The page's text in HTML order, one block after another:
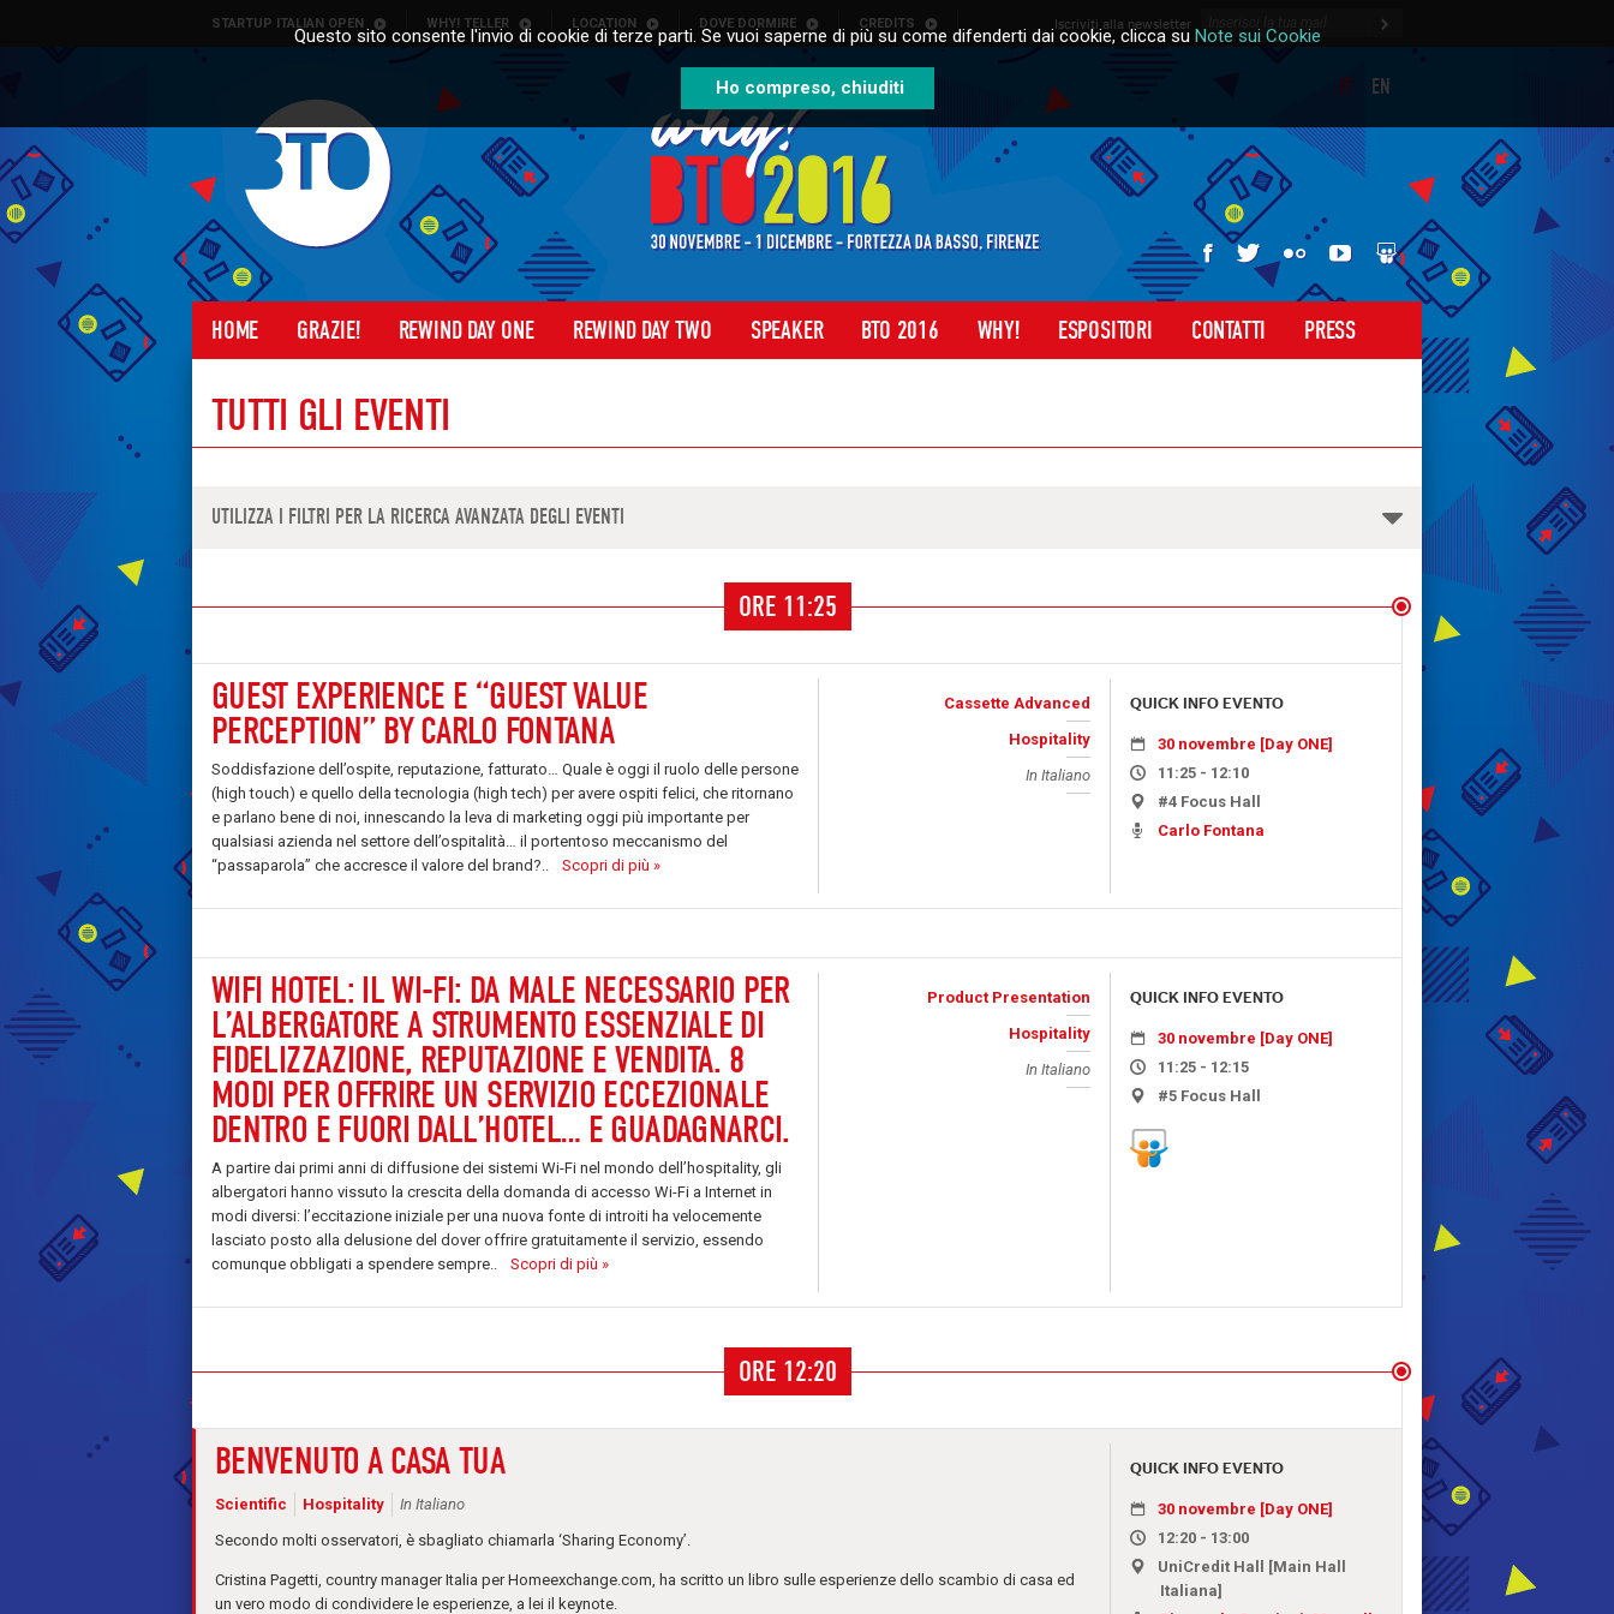
Skip to content
STARTUP ITALIAN OPEN WHY! TELLER LOCATION DOVE DORMIRE CREDITS Iscriviti alla newsletter
BTO 2016
HOME GRAZIE! REWIND DAY ONE REWIND DAY TWO SPEAKER BTO 2016 WHY! ESPOSITORI CONTATTI PRESS
IT EN
Facebook
Twitter
Flickr
Youtube
Slideshare
TUTTI GLI EVENTI
UTILIZZA I FILTRI PER LA RICERCA AVANZATA DEGLI EVENTI
ORE 11:25
GUEST EXPERIENCE E “GUEST VALUE
PERCEPTION” BY CARLO FONTANA
Soddisfazione dell’ospite, reputazione, fatturato… Quale è oggi il ruolo delle persone
(high touch) e quello della tecnologia (high tech) per avere ospiti felici, che ritornano
e parlano bene di noi, innescando la leva di marketing oggi più importante per
qualsiasi azienda nel settore dell’ospitalità… il portentoso meccanismo del
“passaparola” che accresce il valore del brand?..
Scopri di più »
Cassette Advanced
Hospitality
In Italiano
QUICK INFO EVENTO
30 novembre [Day ONE]
11:25 - 12:10
#4 Focus Hall
Carlo Fontana
WIFI HOTEL: IL WI-FI: DA MALE NECESSARIO PER
L’ALBERGATORE A STRUMENTO ESSENZIALE DI
FIDELIZZAZIONE, REPUTAZIONE E VENDITA. 8
MODI PER OFFRIRE UN SERVIZIO ECCEZIONALE
DENTRO E FUORI DALL’HOTEL… E GUADAGNARCI.
A partire dai primi anni di diffusione dei sistemi Wi-Fi nel mondo dell’hospitality, gli
albergatori hanno vissuto la crescita della domanda di accesso Wi-Fi a Internet in
modi diversi: l’eccitazione iniziale per una nuova fonte di introiti ha velocemente
lasciato posto alla delusione del dover offrire gratuitamente il servizio, essendo
comunque obbligati a spendere sempre..
Scopri di più »
Product Presentation
Hospitality
In Italiano
QUICK INFO EVENTO
30 novembre [Day ONE]
11:25 - 12:15
#5 Focus Hall
ORE 12:20
BENVENUTO A CASA TUA
Scientific Hospitality
In Italiano
Secondo molti osservatori, è sbagliato chiamarla ‘Sharing Economy’.
Cristina Pagetti, country manager Italia per Homeexchange.com, ha scritto un libro sulle esperienze dello scambio di casa ed
un vero modo di condividere le esperienze, a lei il keynote.
QUICK INFO EVENTO
30 novembre [Day ONE]
12:20 - 13:00
UniCredit Hall [Main Hall
Italiana]
Questo sito consente l'invio di cookie di terze parti. Se vuoi saperne di più su come difenderti dai cookie, clicca su Note sui Cookie
Ho compreso, chiuditi